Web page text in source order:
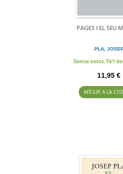
PAGES I EL SEU
PLA,
Sense estoc Te'l
11,95 €
AFEGIR A LA